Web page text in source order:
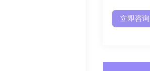
立即咨询